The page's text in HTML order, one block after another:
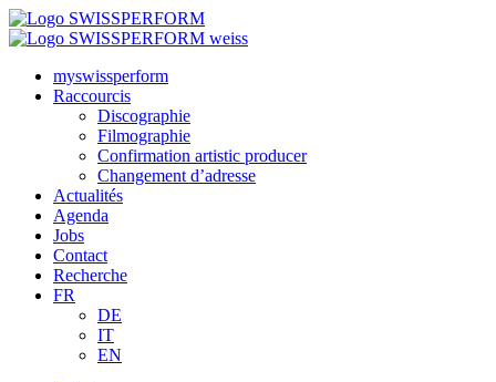
myswissperform
Raccourcis
Discographie
Filmographie
Confirmation artistic producer
Changement d’adresse
Actualités
Agenda
Jobs
Contact
Recherche
FR
DE
IT
EN